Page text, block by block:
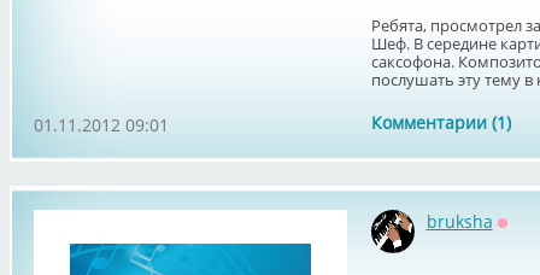
Ребята, просмотрел
Шеф. В середине
саксофона.
послушать эту тему
Комментарии (1)
01.11.2012 09:01
bruksha